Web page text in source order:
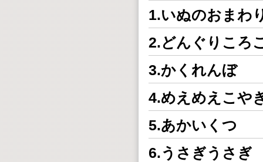
1.いぬのおまわ
2.どんぐりころ
3.かくれんぼ
4.めえめえこや
5.あかいくつ
6.うさぎうさぎ